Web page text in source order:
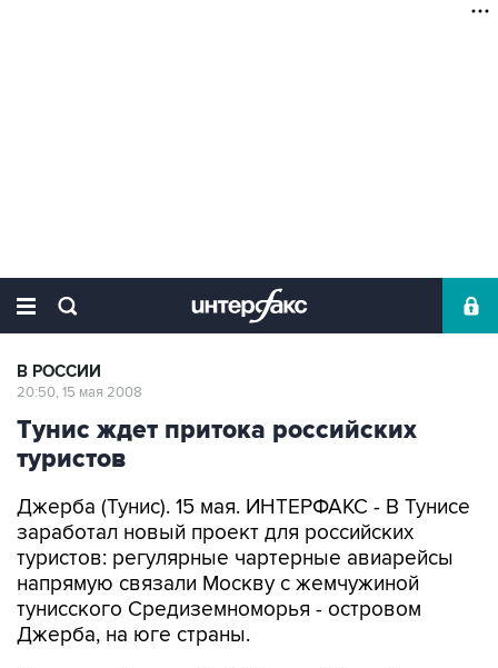
В РОССИИ
20:50, 15 мая 2008
Тунис ждет притока российских
туристов
Джерба (Тунис). 15 мая. ИНТЕРФАКС - В Тунисе
заработал новый проект для российских
туристов: регулярные чартерные авиарейсы
напрямую связали Москву с жемчужиной
тунисского Средиземноморья - островом
Джерба, на юге страны.